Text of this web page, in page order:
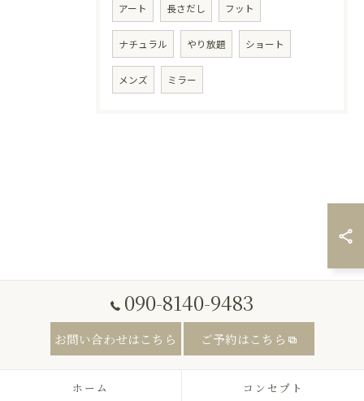
アート 長さだし フット
ナチュラル やり放題 ショート
メンズ ミラー
090-8140-9483
お問い合わせはこちら ご予約はこちら
ホーム コンセプト